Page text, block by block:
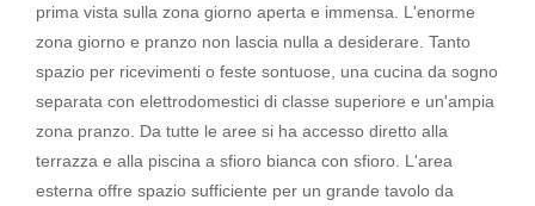
prima vista sulla zona giorno aperta e immensa. L'enorme
zona giorno e pranzo non lascia nulla a desiderare. Tanto
spazio per ricevimenti o feste sontuose, una cucina da sogno
separata con elettrodomestici di classe superiore e un'ampia
zona pranzo. Da tutte le aree si ha accesso diretto alla
terrazza e alla piscina a sfioro bianca con sfioro. L'area
esterna offre spazio sufficiente per un grande tavolo da